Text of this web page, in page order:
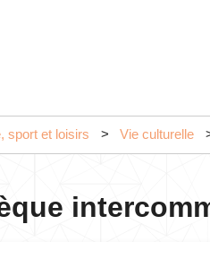
sport et loisirs Vie culturelle